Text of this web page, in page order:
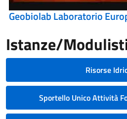
Geobiolab Laboratorio
Istanze/
Risorse
Sportello Unico Attività